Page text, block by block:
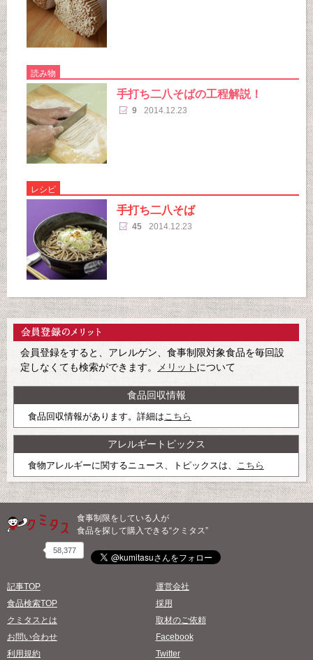
読み物
手打ち二八そばの工程解説！
9 2014.12.23
レシピ
手打ち二八そば
45 2014.12.23
会員登録をすると、アレルゲン、食事制限対象食品を毎回設
定しなくても検索ができます。
メリット について
食品回収情報
食品回収情報があります。詳細はこちら
アレルギートピックス
食物アレルギーに関するニュース、トピックスは、 こちら
食事制限をしている人が
食品を探して購入できる“クミタス”
58,377
記事TOP
食品検索TOP
クミタスとは
お問い合わせ
利用規約
運営会社
採用
取材のご依頼
Facebook
Twitter